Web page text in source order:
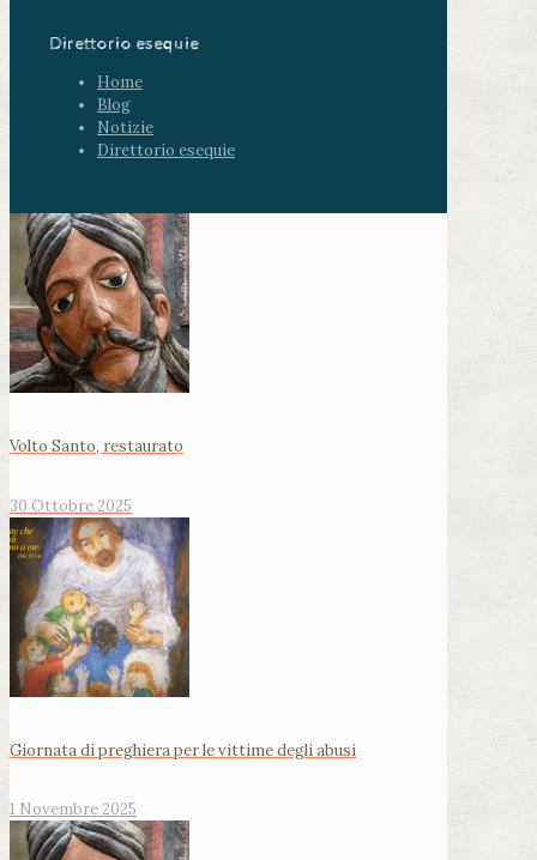
Direttorio esequie
Home
Blog
Notizie
Direttorio esequie
Volto Santo, restaurato
30 Ottobre 2025
Giornata di preghiera per le vittime degli abusi
1 Novembre 2025